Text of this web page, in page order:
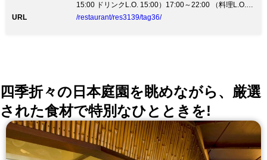
15:00 ドリンクL.O. 15:00）17:00～22:00 （料理L.O.
21:00 ドリンクL.O. 21:00）
URL /restaurant/res3139/tag36/
四季折々の日本庭園を眺めながら、厳選
された食材で特別なひとときを!